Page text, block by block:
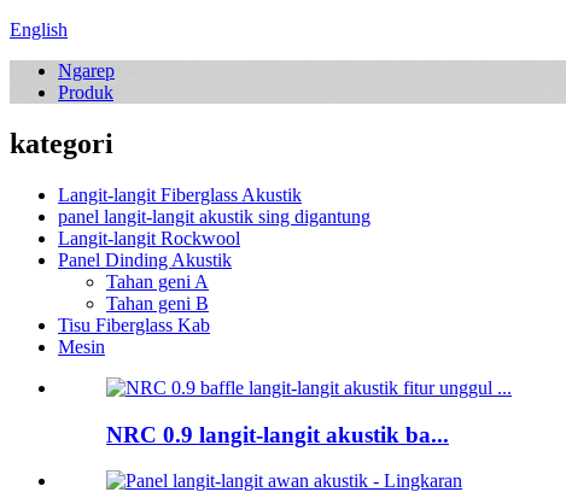
English
Ngarep
Produk
kategori
Langit-langit Fiberglass Akustik
panel langit-langit akustik sing digantung
Langit-langit Rockwool
Panel Dinding Akustik
Tahan geni A
Tahan geni B
Tisu Fiberglass Kab
Mesin
NRC 0.9 langit-langit akustik ba...